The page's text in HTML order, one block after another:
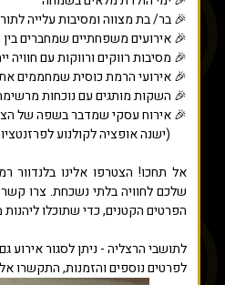
🎉 בר/ בת מצווה ומסיבות עלייה
🎉 אירועים משפחתיים שמחברים בין
🎉 מסיבות רווקים ורווקות עם חוויה
🎉 אירועי הרמת כוסית שמחממים
🎉 השקות מותגים עם נוכחות
🎉 אירוח עסקי שמדבר בשפה של
(ישנה אופציה לקולנוע
אל תחכו! הצטרפו אלינו בלנדוור
שלכם לחוויה בלתי נשכחת. צרו קשר
הפרטים הקטנים, כדי שתוכלו
לתושבי הרצליה - ניתן לסגור אירוע
לפרטים נוספים והזמנות, התקשרו